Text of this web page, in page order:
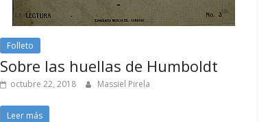
Folleto
Sobre las huellas de Humboldt
octubre 22, 2018 Massiel Pirela
Leer más